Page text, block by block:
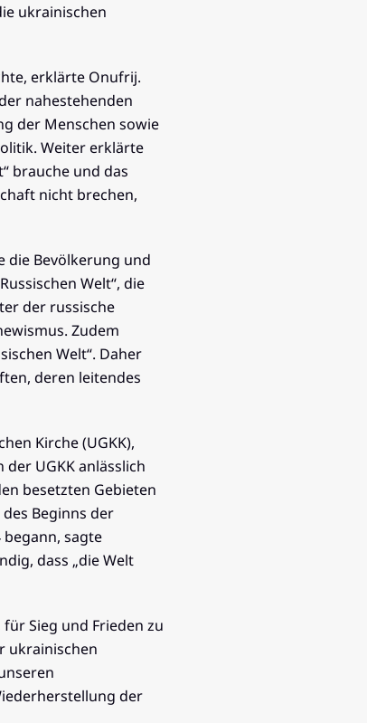
ukrainischen
erklärte Onufrij.
nahestehenden
der Menschen sowie
Weiter erklärte
brauche und das
nicht brechen,
die Bevölkerung und
Welt“, die
der russische
Zudem
Welt“. Daher
deren leitendes
Kirche (UGKK),
UGKK anlässlich
besetzten Gebieten
Beginns der
sagte
dass „die Welt
Sieg und Frieden zu
ukrainischen
der